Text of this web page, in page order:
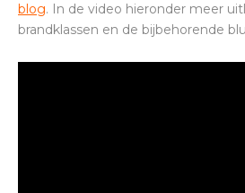
blog. In de video hieronder meer
brandklassen en de bijbehorende